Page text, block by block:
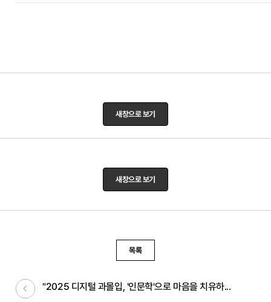
새창으로 보기
새창으로 보기
목록
이전글
"2025 디지털 과몰입, '인문학'으로 마음을 치유하...